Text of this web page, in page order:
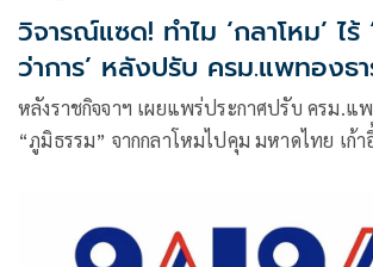
วิจารณ์แซด! ทำไม ‘กลาโหม’ ไร้
ว่าการ’ หลังปรับ ครม.แพทองธ
หลังราชกิจจาฯ เผยแพร่ประกาศปรับ ครม.แ
“ภูมิธรรม” จากกลาโหมไปคุม มหาดไทย เก้า